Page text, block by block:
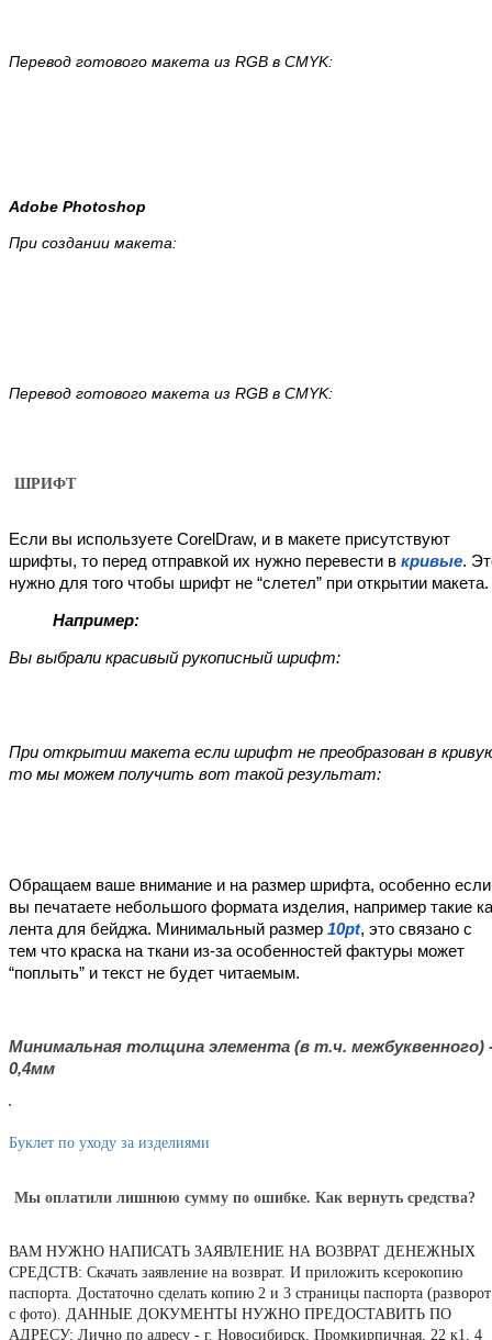
Перевод готового макета из RGB в CMYK:
Adobe Photoshop
При создании макета:
Перевод готового макета из RGB в CMYK:
ШРИФТ
Если вы используете CorelDraw, и в макете присутствуют
шрифты, то перед отправкой их нужно перевести в кривые.
нужно для того чтобы шрифт не “слетел” при открытии макета.
Например:
Вы выбрали красивый рукописный шрифт:
При открытии макета если шрифт не преобразован в
то мы можем получить вот такой результат:
Обращаем ваше внимание и на размер шрифта, особенно если
вы печатаете небольшого формата изделия, например такие
лента для бейджа. Минимальный размер 10pt, это связано с
тем что краска на ткани из-за особенностей фактуры может
“поплыть” и текст не будет читаемым.
Минимальная толщина элемента (в т.ч. межбуквенного)
0,4мм
Буклет по уходу за изделиями
Мы оплатили лишнюю сумму по ошибке. Как вернуть средства?
ВАМ НУЖНО НАПИСАТЬ ЗАЯВЛЕНИЕ НА ВОЗВРАТ ДЕНЕЖНЫХ
СРЕДСТВ: Скачать заявление на возврат. И приложить ксерокопию
паспорта. Достаточно сделать копию 2 и 3 страницы паспорта (разворот
с фото). ДАННЫЕ ДОКУМЕНТЫ НУЖНО ПРЕДОСТАВИТЬ ПО
АДРЕСУ: Лично по адресу - г. Новосибирск, Промкирпичная, 22 к1, 4